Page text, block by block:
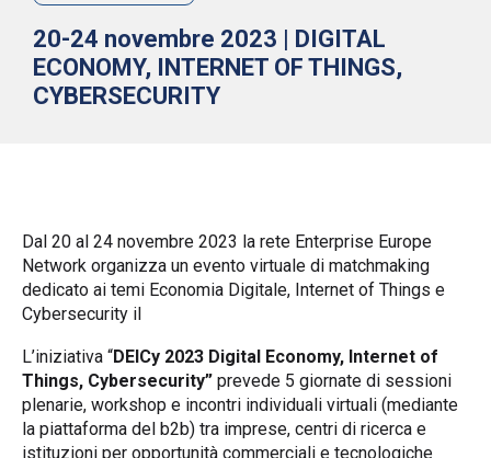
20-24 novembre 2023 | DIGITAL
ECONOMY, INTERNET OF THINGS,
CYBERSECURITY
Dal 20 al 24 novembre 2023 la rete Enterprise Europe
Network organizza un evento virtuale di matchmaking
dedicato ai temi Economia Digitale, Internet of Things e
Cybersecurity il
L’iniziativa “DEICy 2023 Digital Economy, Internet of
Things, Cybersecurity” prevede 5 giornate di sessioni
plenarie, workshop e incontri individuali virtuali (mediante
la piattaforma del b2b) tra imprese, centri di ricerca e
istituzioni per opportunità commerciali e tecnologiche